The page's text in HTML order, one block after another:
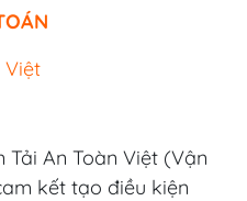
Việt
Tải An Toàn Việt (Vận
kết tạo điều kiện